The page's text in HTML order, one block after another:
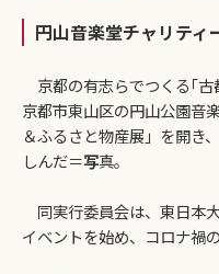
円山音楽堂チャリティ
京都の有志らでつくる｢古
京都市東山区の円山公園音
＆ふるさと物産展」を開き
しんだ＝写真。
同実行委員会は、東日本
イベントを始め、コロナ禍